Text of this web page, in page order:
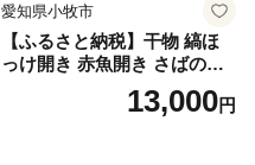
愛知県小牧市
【ふるさと納税】干物 縞ほ
っけ開き 赤魚開き さばの開
き 魚醤干し 3種 セット 詰め
合わせ 魚 おかず 肉厚 おいし
13,000円